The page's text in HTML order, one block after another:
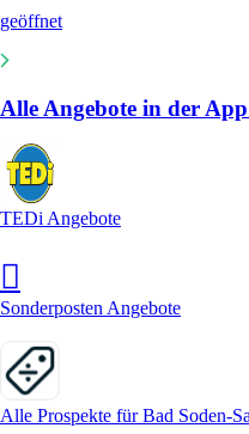
geöffnet
Alle Angebote in der
TEDi Angebote
Sonderposten Angebote
Alle Prospekte für Bad Soden-